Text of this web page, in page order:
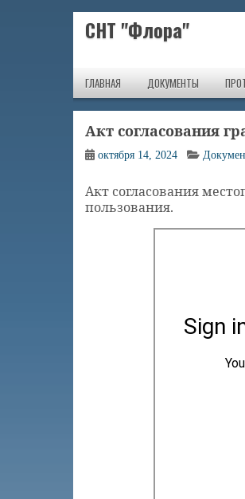
СНТ "Флора"
ГЛАВНАЯ ДОКУМЕНТЫ
Акт согласования
октября 14, 2024
Акт согласования
пользования.